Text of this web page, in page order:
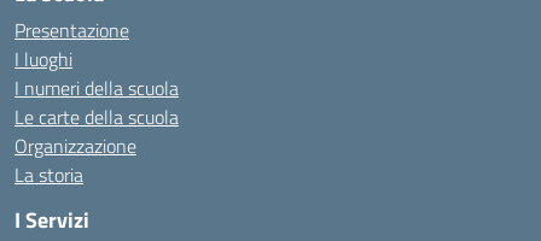
Presentazione
I luoghi
I numeri della scuola
Le carte della scuola
Organizzazione
La storia
I Servizi